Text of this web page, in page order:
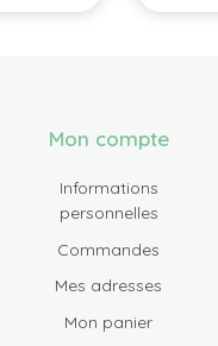
Mon compte
Informations
personnelles
Commandes
Mes adresses
Mon panier